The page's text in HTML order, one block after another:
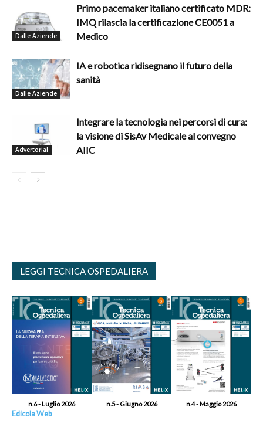
Dalle Aziende
Primo pacemaker italiano certificato MDR:
IMQ rilascia la certificazione CE0051 a
Medico
Dalle Aziende
IA e robotica ridisegnano il futuro della
sanità
Advertorial
Integrare la tecnologia nei percorsi di cura:
la visione di SisAv Medicale al convegno
AIIC
LEGGI TECNICA OSPEDALIERA
n.6 - Luglio 2026 n.5 - Giugno 2026 n.4 - Maggio 2026
Edicola Web